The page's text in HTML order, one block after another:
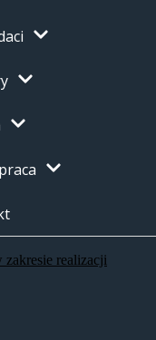
realizacji